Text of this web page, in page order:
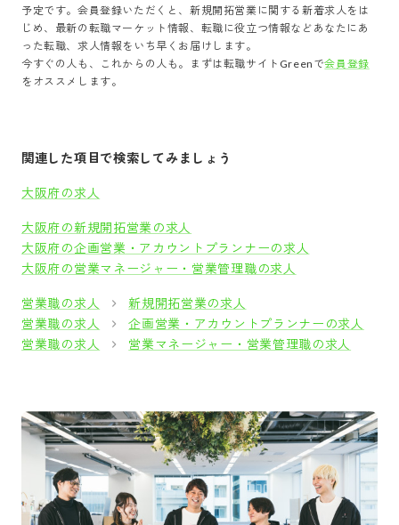
予定です。会員登録いただくと、 新規開拓営業 に関する新着求人をは
じめ、最新の転職マーケット情報、転職に役立つ情報などあなたにあ
った転職、求人情報をいち早くお届けします。
今すぐの人も、これからの人も。まずは転職サイトGreenで会員登録
をオススメします。
関連した項目で検索してみましょう
大阪府の求人
大阪府の新規開拓営業の求人
大阪府の企画営業・アカウントプランナーの求人
大阪府の営業マネージャー・営業管理職の求人
営業職の求人
新規開拓営業の求人
営業職の求人
企画営業・アカウントプランナーの求人
営業職の求人
営業マネージャー・営業管理職の求人